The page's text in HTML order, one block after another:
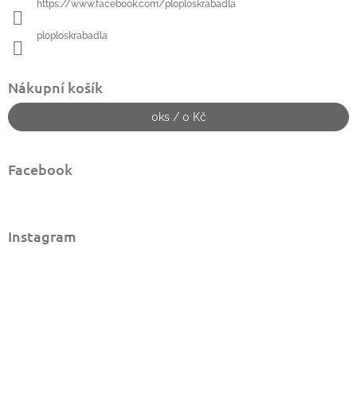
https://www.facebook.com/ploploskrabadla
ploploskrabadla
Nákupní košík
0ks / 0 Kč
Facebook
Instagram